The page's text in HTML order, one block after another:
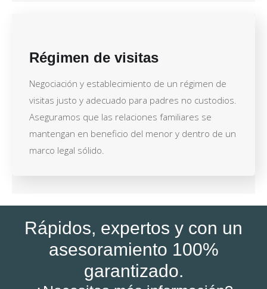
Régimen de visitas
Negociación y establecimiento de un régimen de
visitas justo y adecuado para padres no custodios.
Aseguramos que las relaciones familiares se
mantengan en beneficio del menor y dentro de un
marco legal sólido.
Rápidos, expertos y con un
asesoramiento 100%
garantizado.